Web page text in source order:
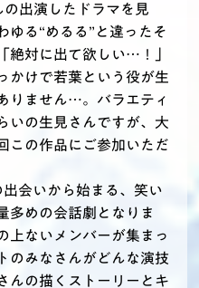
出演したドラマを見
ゆる“めるる”と違ったそ
絶対に出て欲しい…！」
かけで若葉という役が生
りません…。バラエティ
いの生見さんですが、大
この作品にご参加いただ
出会いから始まる、笑い
多めの会話劇となりま
上ないメンバーが集まっ
のみなさんがどんな演技
んの描くストーリーとキ